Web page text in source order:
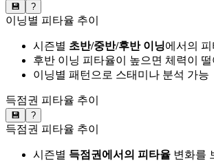
💾 ?
이닝별 피타율 추이
시즌별 초반/중반/후반 이닝에서의
후반 이닝 피타율이 높으면 체력이
이닝별 패턴으로 스태미나 분석 가능
득점권 피타율 추이
💾 ?
득점권 피타율 추이
시즌별 득점권에서의 피타율 변화를